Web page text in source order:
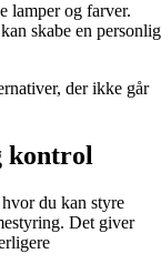
lamper og farver.
skabe en personlig
der ikke går
kontrol
hvor du kan styre
Det giver